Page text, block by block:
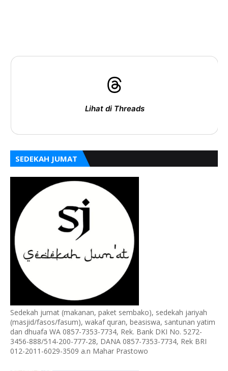
Lihat di Threads
SEDEKAH JUMAT
Sedekah jumat (makanan, paket sembako), sedekah jariyah
(masjid/fasos/fasum), wakaf quran, beasiswa, santunan yatim
dan dhuafa WA 0857-7353-7734, Rek. Bank DKI No. 5272-
3456-888/514-200-777-28, DANA 0857-7353-7734, Rek BRI
012-2011-6029-3509 a.n Mahar Prastowo